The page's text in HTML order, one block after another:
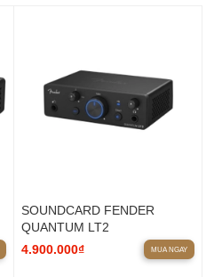
SOUNDCARD FENDER
QUANTUM LT2
4.900.000₫
MUA NGAY